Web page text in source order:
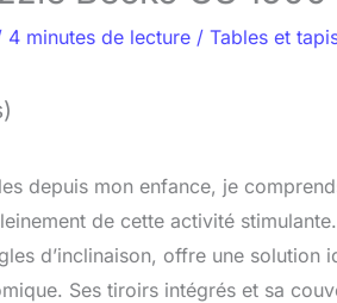
4 minutes de lecture / Tables et
depuis mon enfance, je
de cette activité
d’inclinaison, offre une solution
Ses tiroirs intégrés et sa